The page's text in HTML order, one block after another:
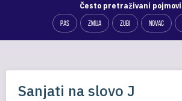
Često pretraživani pojmovi
PAS
ZMIJA ZUBI NOVAC
Sanjati na slovo J